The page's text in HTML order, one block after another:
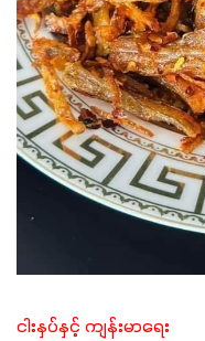
ငါးနှပ်နှင့် ကျန်းမာရေး